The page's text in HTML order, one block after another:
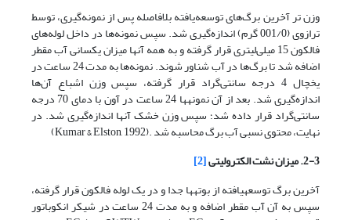
وزن تر آخرین برگ‌های توسعه‌یافته بلافاصله پس از نمونه‌گیری، توسط
ترازوی (001/0 گرم) اندازه‌گیری شد. سپس نمونه‌ها در داخل لوله‌های
فالکون‌ 15 میلی‌لیتری قرار گرفته و به همه آنها میزان یکسانی آب مقطر
اضافه شد تا برگ‌ها در آب شناور شوند. نمونه‌ها به مدت 24 ساعت در
یخچال 4 درجه سانتی‌گراد قرار گرفته، سپس وزن اشباع آن‌‌ها
اندازه‌گیری شد. بعد از آن نمونه­ها 24 ساعت در آون با دمای 70 درجه
سانتی‌گراد قرار داده شد؛ سپس وزن خشک آن­ها اندازه‌گیری شد. در
نهایت، محتوی نسبی آب برگ محاسبه شد .(Kumar & Elston, 1992)
2-3. میزان نشت الکترولیتی
[2]
آخرین برگ توسعه­یافته از بوته­ها جدا و در یک لوله فالکون قرار گرفته،
سپس به آن آب مقطر اضافه و به مدت 24 ساعت در شیکر انکوباتور